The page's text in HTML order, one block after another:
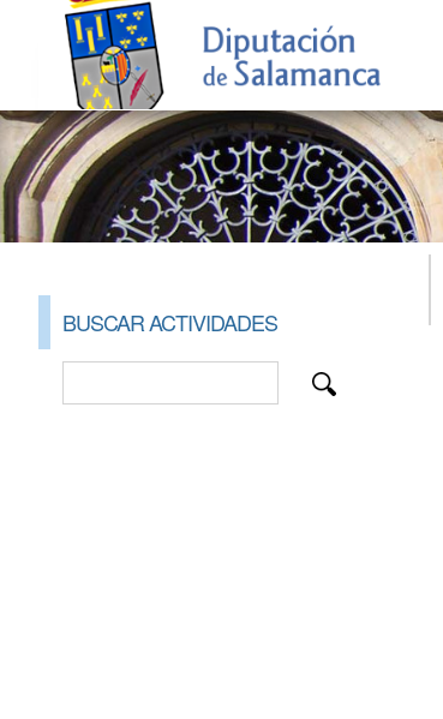
BUSCAR ACTIVIDADES